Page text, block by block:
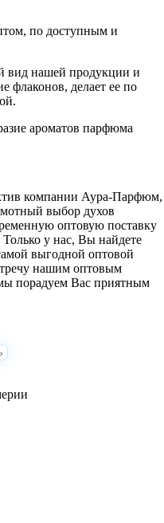
по доступным и
вид нашей продукции и
флаконов, делает ее по
ароматов парфюма
компании Аура-Парфюм,
выбор духов
оптовую поставку
у нас, Вы найдете
выгодной оптовой
нашим оптовым
порадуем Вас приятным